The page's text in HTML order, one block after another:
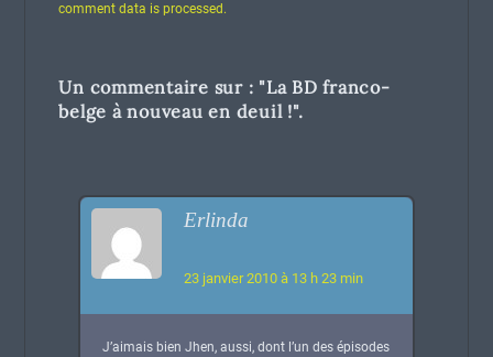
comment data is processed.
Un commentaire sur : "La BD franco-
belge à nouveau en deuil !".
Erlinda
23 janvier 2010 à 13 h 23 min
J’aimais bien Jhen, aussi, dont l’un des épisodes